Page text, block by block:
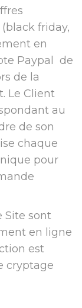
(black friday,
en
Paypal de
de la
Le Client
au
de son
chaque
pour
Site sont
en ligne
est
cryptage